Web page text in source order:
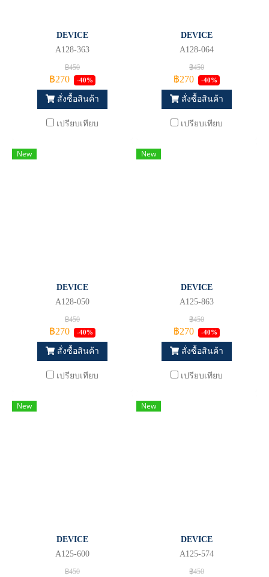
DEVICE
A128-363
฿450
฿270 -40%
สั่งซื้อสินค้า
เปรียบเทียบ
DEVICE
A128-064
฿450
฿270 -40%
สั่งซื้อสินค้า
เปรียบเทียบ
New
DEVICE
A128-050
฿450
฿270 -40%
สั่งซื้อสินค้า
เปรียบเทียบ
New
DEVICE
A125-863
฿450
฿270 -40%
สั่งซื้อสินค้า
เปรียบเทียบ
New
DEVICE
A125-600
฿450
New
DEVICE
A125-574
฿450